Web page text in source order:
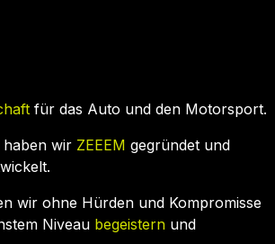
für das Auto und den Motorsport.
haben wir ZEEEM gegründet und
wir ohne Hürden und Kompromisse
Niveau begeistern und